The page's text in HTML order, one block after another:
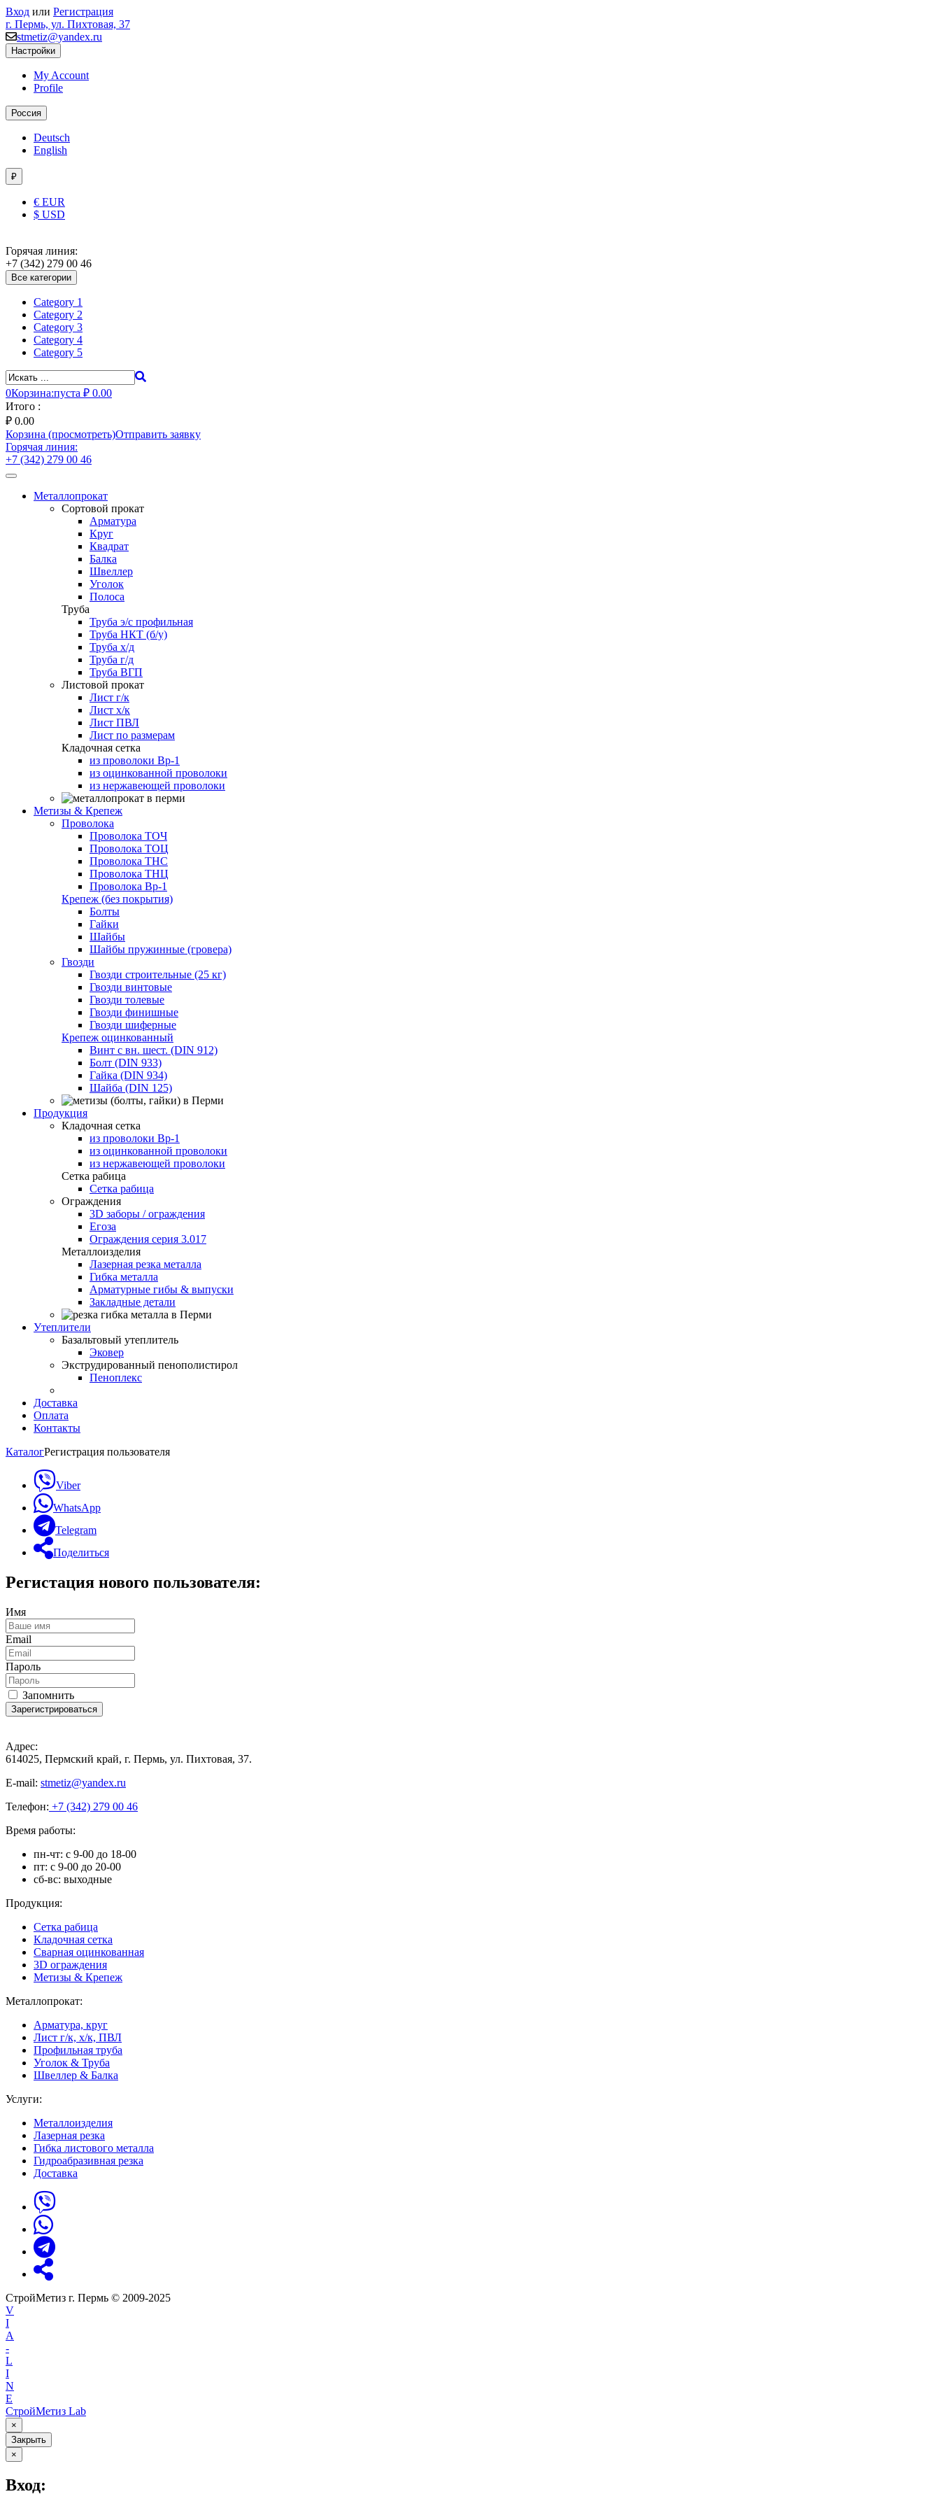
Вход или Регистрация
г. Пермь, ул. Пихтовая, 37
stmetiz@yandex.ru
Настройки
My Account
Profile
Россия
Deutsch
English
₽
€ EUR
$ USD
Горячая линия:
+7 (342) 279 00 46
Все категории
Category 1
Category 2
Category 3
Category 4
Category 5
0Корзина:пуста ₽ 0.00
Итого :
₽ 0.00
Корзина (просмотреть)Отправить заявку
Горячая линия:
+7 (342) 279 00 46
Toggle
navigationМеталлопрокат
Сортовой прокат
Арматура
Круг
Квадрат
Балка
Швеллер
Уголок
Полоса
Труба
Труба э/с профильная
Труба НКТ (б/у)
Труба х/д
Труба г/д
Труба ВГП
Листовой прокат
Лист г/к
Лист х/к
Лист ПВЛ
Лист по размерам
Кладочная сетка
из проволоки Вр-1
из оцинкованной проволоки
из нержавеющей проволоки
Метизы & Крепеж
Проволока
Проволока ТОЧ
Проволока ТОЦ
Проволока ТНС
Проволока ТНЦ
Проволока Вр-1
Крепеж (без покрытия)
Болты
Гайки
Шайбы
Шайбы пружинные (гровера)
Гвозди
Гвозди строительные (25 кг)
Гвозди винтовые
Гвозди толевые
Гвозди финишные
Гвозди шиферные
Крепеж оцинкованный
Винт с вн. шест. (DIN 912)
Болт (DIN 933)
Гайка (DIN 934)
Шайба (DIN 125)
Продукция
Кладочная сетка
из проволоки Вр-1
из оцинкованной проволоки
из нержавеющей проволоки
Сетка рабица
Сетка рабица
Ограждения
3D заборы / ограждения
Егоза
Ограждения серия 3.017
Металлоизделия
Лазерная резка металла
Гибка металла
Арматурные гибы & выпуски
Закладные детали
Утеплители
Базальтовый утеплитель
Эковер
Экструдированный пенополистирол
Пеноплекс
Доставка
Оплата
Контакты
КаталогРегистрация пользователя
Viber
WhatsApp
Telegram
Поделиться
Регистация нового пользователя:
Имя
Email
Пароль
Запомнить
Зарегистрироваться
Адрес:
614025, Пермский край, г. Пермь, ул. Пихтовая, 37.
E-mail: stmetiz@yandex.ru
Телефон: +7 (342) 279 00 46
Время работы:
пн-чт: с 9-00 до 18-00
пт: с 9-00 до 20-00
сб-вс: выходные
Продукция:
Сетка рабица
Кладочная сетка
Сварная оцинкованная
3D ограждения
Метизы & Крепеж
Металлопрокат:
Арматура, круг
Лист г/к, х/к, ПВЛ
Профильная труба
Уголок & Труба
Швеллер & Балка
Услуги:
Металлоизделия
Лазерная резка
Гибка листового металла
Гидроабразивная резка
Доставка
СтройМетиз г. Пермь © 2009-2025
V
I
A
-
L
I
N
E
СтройМетиз Lab
×
Закрыть
×
Вход: